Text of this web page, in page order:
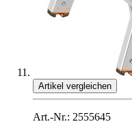
Artikel vergleichen
Art.-Nr.: 2555645